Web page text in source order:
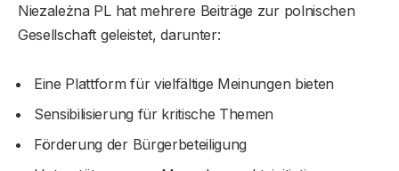
Niezależna PL hat mehrere Beiträge zur polnischen
Gesellschaft geleistet, darunter:
Eine Plattform für vielfältige Meinungen bieten
Sensibilisierung für kritische Themen
Förderung der Bürgerbeteiligung